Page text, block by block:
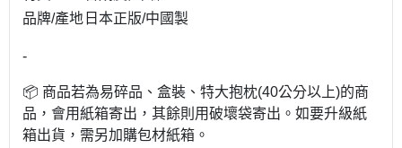
品牌/產地 日本正版/中國製
-
📦 商品若為易碎品、盒裝、特大抱枕(40公分以上)的商
品，會用紙箱寄出，其餘則用破壞袋寄出。如要升級紙
箱出貨，需另加購包材紙箱。